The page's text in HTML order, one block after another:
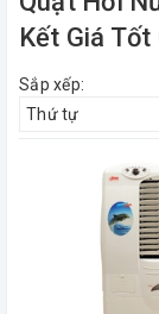
Kết Giá Tốt
Sắp xếp:
Thứ tự